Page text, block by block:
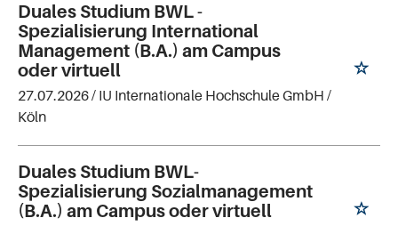
Duales Studium BWL -
Spezialisierung International
Management (B.A.) am Campus
oder virtuell
27.07.2026 / IU Internationale Hochschule GmbH /
Köln
Duales Studium BWL-
Spezialisierung Sozialmanagement
(B.A.) am Campus oder virtuell